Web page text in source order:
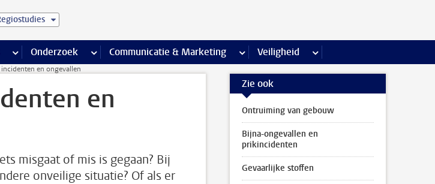
pagina’s
meer Onderwijs pagina’s
Onderzoek meer Onderzoek pagina’s
Communicatie & Marketing meer Communicatie & Marketing pagina’s
Veiligheid meer Veiligheid pagina’s
en ongevallen
en
misgaat of mis is gegaan? Bij
onveilige situatie? Of als er
Zie ook
Ontruiming van gebouw
Bijna-ongevallen en
prikincidenten
Gevaarlijke stoffen